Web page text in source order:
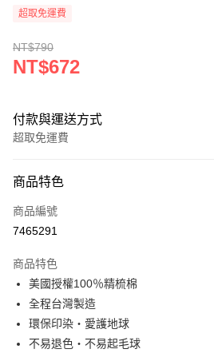
超取免運費
NT$790
NT$672
付款與運送方式
超取免運費
信用卡一次付款
超商取貨付款
Apple Pay
悠遊付
Google Pay
商品特色
商品編號
7465291
商品特色
美國授權100％精梳棉
全程台灣製造
環保印染‧愛護地球
不易退色‧不易起毛球